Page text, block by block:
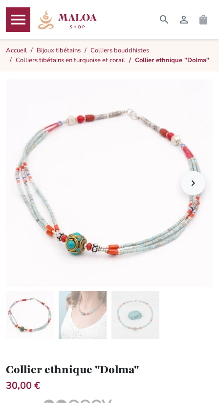

MENU
  
Accueil Bijoux tibétains
Colliers bouddhistes
Colliers tibétains en turquoise et corail
Collier ethnique "Dolma"
 
Collier ethnique "Dolma"
30,00 €